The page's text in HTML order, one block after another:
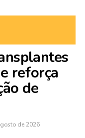
reforça
de
de 2026